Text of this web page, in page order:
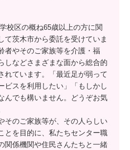
校区の概ね65歳以上の方に関
て茨木市から委託を受けていま
者やそのご家族等を介護・福
しなどさまざまな面から総合的
れています。「最近足が弱って
ビスを利用したい」「もしかし
んでも構いません。どうぞお気
そのご家族等が、その人らしい
とを目的に、私たちセンター職
関係機関や住民さんたちと一緒